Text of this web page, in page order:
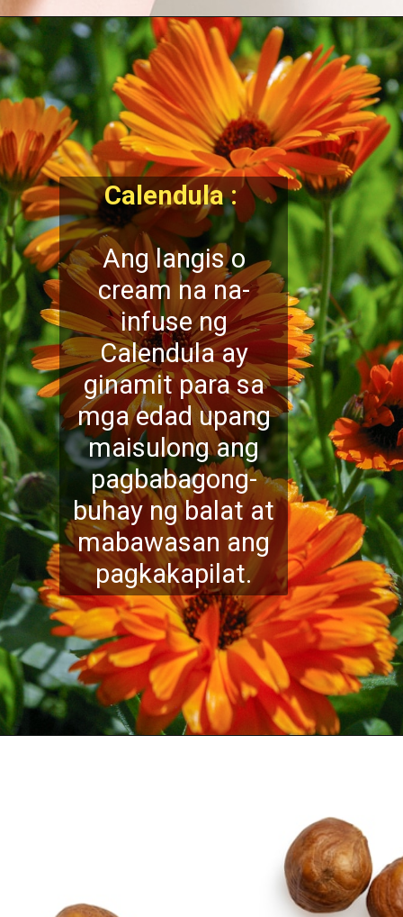
Calendula :
Ang langis o
cream na na-
infuse ng
Calendula ay
ginamit para sa
mga edad upang
maisulong ang
pagbabagong-
buhay ng balat at
mabawasan ang
pagkakapilat.